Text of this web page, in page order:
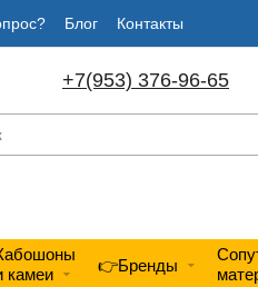
Блог Контакты
+7(953) 376-96-65
камеи
👉Бренды